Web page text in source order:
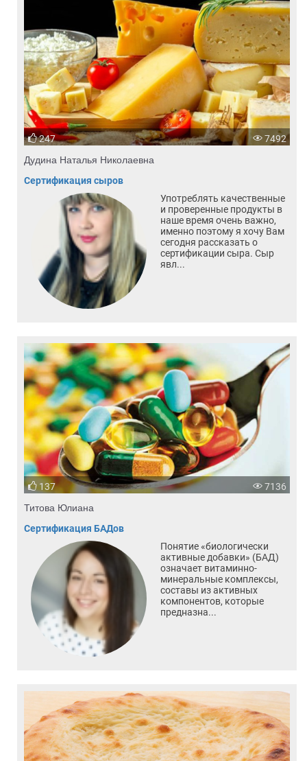
247 7492
Дудина Наталья Николаевна
Сертификация сыров
Употреблять качественные
и проверенные продукты в
наше время очень важно,
именно поэтому я хочу Вам
сегодня рассказать о
сертификации сыра. Сыр
явл...
137 7136
Титова Юлиана
Сертификация БАДов
Понятие «биологически
активные добавки» (БАД)
означает витаминно-
минеральные комплексы,
составы из активных
компонентов, которые
предназна...